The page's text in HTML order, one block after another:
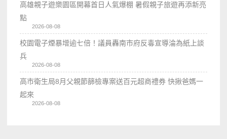
高雄親子遊樂園區開幕首日人氣爆棚 暑假親子旅遊再添新亮
點
2026-08-08
校園電子煙暴增逾七倍！議員轟南市府反毒宣導淪為紙上談
兵
2026-08-08
高市衛生局8月父親節篩檢專案送百元超商禮券 快揪爸媽一
起來
2026-08-08